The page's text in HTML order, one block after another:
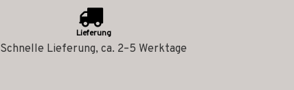
Lieferung
Schnelle Lieferung, ca. 2–5 Werktage